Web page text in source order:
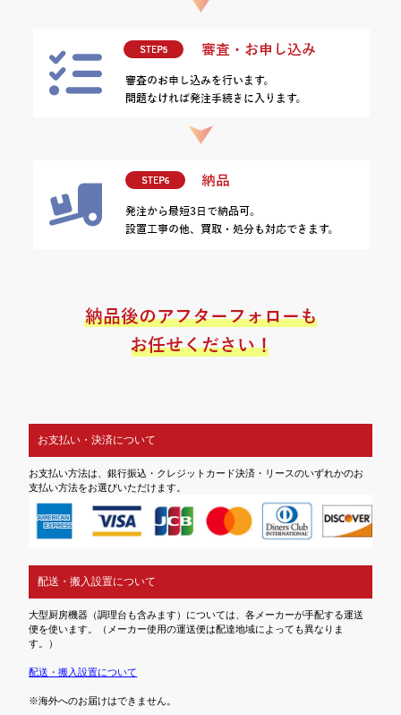
お支払い・決済について
お支払い方法は、銀行振込・クレジットカード決済・リースのいずれかのお
支払い方法をお選びいただけます。
配送・搬入設置について
大型厨房機器（調理台も含みます）については、各メーカーが手配する運送
便を使います。（メーカー使用の運送便は配達地域によっても異なりま
す。）
配送・搬入設置について
※海外へのお届けはできません。